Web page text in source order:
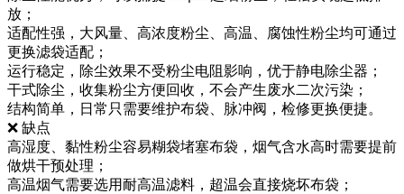
放；
适配性强，大风量、高浓度粉尘、高温、腐蚀性粉尘均可通过
更换滤袋适配；
运行稳定，除尘效果不受粉尘电阻影响，优于静电除尘器；
干式除尘，收集粉尘方便回收，不会产生废水二次污染；
结构简单，日常只需要维护布袋、脉冲阀，检修更换便捷。
❌ 缺点
高湿度、黏性粉尘容易糊袋堵塞布袋，烟气含水高时需要提前
做烘干预处理；
高温烟气需要选用耐高温滤料，超温会直接烧坏布袋；